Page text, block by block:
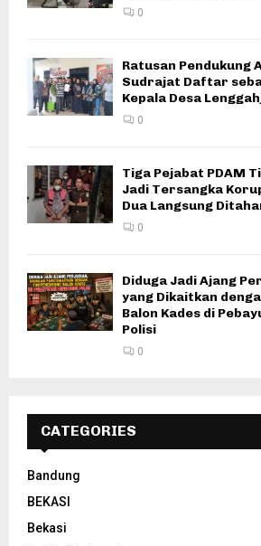
0
Ratusan Pendukung
Sudrajat Daftar
Kepala Desa
0
Tiga Pejabat PDAM
Jadi Tersangka
Dua Langsung
0
Diduga Jadi Ajang
yang Dikaitkan
Balon Kades di
Polisi
0
CATEGORIES
Bandung
BEKASI
Bekasi